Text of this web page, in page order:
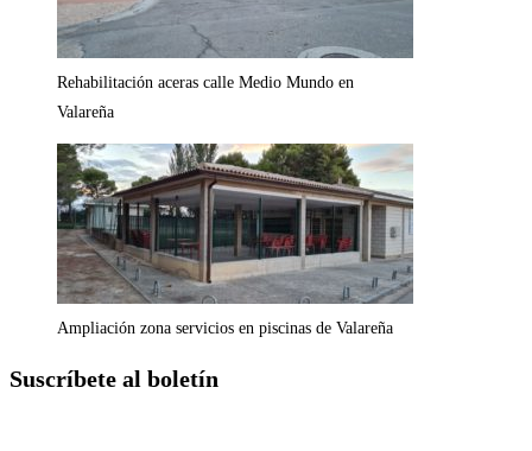
Rehabilitación aceras calle Medio Mundo en
Valareña
Ampliación zona servicios en piscinas de Valareña
Suscríbete al boletín